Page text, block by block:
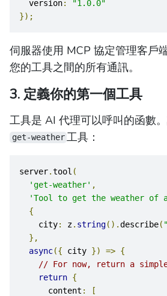
  version
:
"1.0.0"
});
伺服器使用 MCP 協定管理客戶
您的工具之間的所有通訊。
3. 定義你的第一個工具
工具是 AI 代理可以呼叫的函數
get-weather 工具：
server.tool (
'get-weather' ,
'Tool to get the weather of
{
    city
: z. string().describe(
},
async({ city }) => {
// For now, return a
return {
      content
:
[